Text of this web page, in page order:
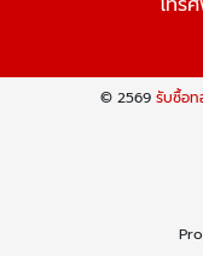
© 2569รับซื้อ